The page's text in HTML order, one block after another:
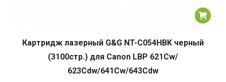
Картридж лазерный G&G NT-C054HBK черный
(3100стр.) для Canon LBP 621Cw/
623Cdw/641Cw/643Cdw